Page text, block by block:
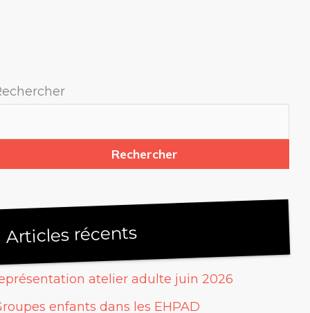
Rechercher
Articles récents
atelier adulte juin 2026
enfants dans les EHPAD